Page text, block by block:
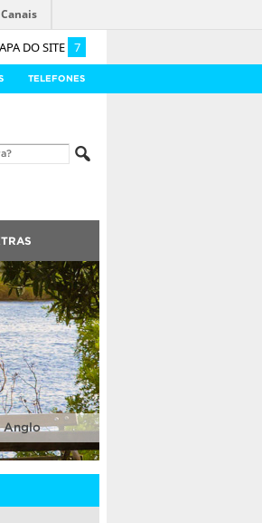
DO SITE 7
Canais
TELEFONES
Anglo